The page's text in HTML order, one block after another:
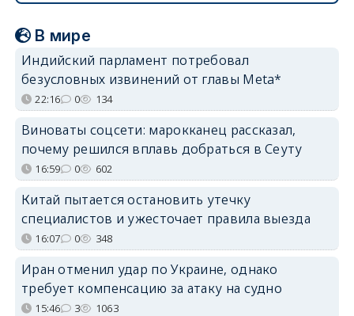
В мире
Индийский парламент потребовал
безусловных извинений от главы Meta*
22:16 0 134
Виноваты соцсети: марокканец рассказал,
почему решился вплавь добраться в Сеуту
16:59 0 602
Китай пытается остановить утечку
специалистов и ужесточает правила выезда
16:07 0 348
Иран отменил удар по Украине, однако
требует компенсацию за атаку на судно
15:46 3 1063